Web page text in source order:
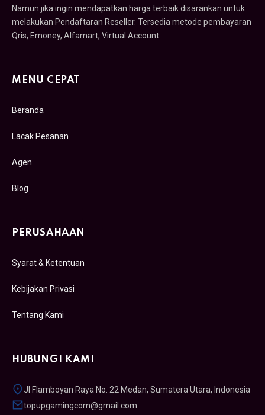
Namun jika ingin mendapatkan harga terbaik disarankan untuk
melakukan Pendaftaran Reseller. Tersedia metode pembayaran
Qris, Emoney, Alfamart, Virtual Account.
MENU CEPAT
Beranda
Lacak Pesanan
Agen
Blog
PERUSAHAAN
Syarat & Ketentuan
Kebijakan Privasi
Tentang Kami
HUBUNGI KAMI
Jl Flamboyan Raya No. 22 Medan, Sumatera Utara, Indonesia
topupgamingcom@gmail.com